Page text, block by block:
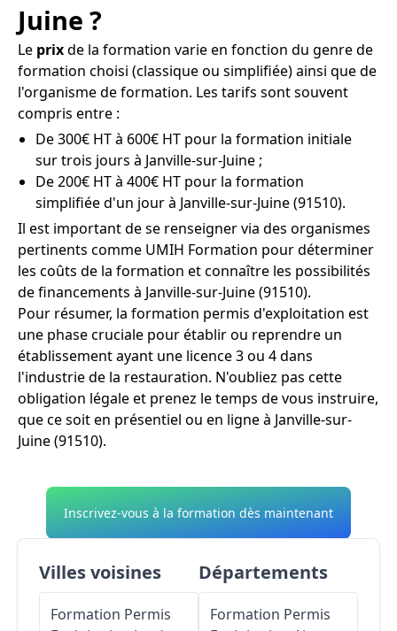
Juine ?
Le prixde la formation varie en fonction du genre de
formation choisi (classique ou simplifiée) ainsi que de
l'organisme de formation. Les tarifs sont souvent
compris entre :
De 300€ HT à 600€ HT pour la formation initiale
sur trois jours à Janville-sur-Juine ;
De 200€ HT à 400€ HT pour la formation
simplifiée d'un jour à Janville-sur-Juine (91510).
Il est important de se renseigner via des organismes
pertinents comme UMIH Formation pour déterminer
les coûts de la formation et connaître les possibilités
de financements à Janville-sur-Juine (91510).
Pour résumer, la formation permis d'exploitation est
une phase cruciale pour établir ou reprendre un
établissement ayant une licence 3 ou 4 dans
l'industrie de la restauration. N'oubliez pas cette
obligation légale et prenez le temps de vous instruire,
que ce soit en présentiel ou en ligne à Janville-sur-
Juine (91510).
Inscrivez-vous à la formation dès maintenant
Villes voisines
Formation Permis
Départements
Formation Permis